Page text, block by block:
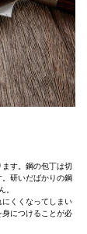
す。鋼の包丁は切
研いだばかりの鋼
。
くくなってしまい
身につけることが必